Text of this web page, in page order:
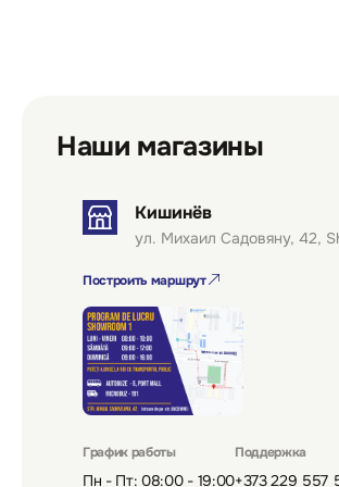
Наши магазины
Кишинёв
ул. Михаил Садовяну, 42,
Построить маршрут
График работы
Пн - Пт: 08:00 - 19:00
Поддержка
+373 229 557